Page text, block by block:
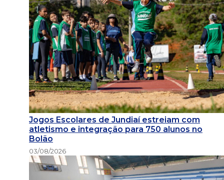
Jogos Escolares de Jundiaí estreiam com
atletismo e integração para 750 alunos no
Bolão
03/08/2026